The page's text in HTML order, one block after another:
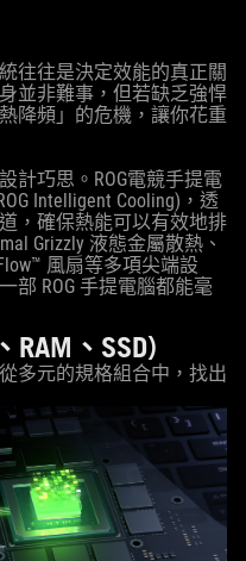
往往是決定效能的真正關
並非難事，但若缺乏強悍
降頻」的危機，讓你花重
計巧思。ROG電競手提電
Intelligent Cooling)，透
，確保熱能可以有效地排
Grizzly 液態金屬散熱、
風扇等多項尖端設
部 ROG 手提電腦都能毫
RAM、SSD)
多元的規格組合中，找出